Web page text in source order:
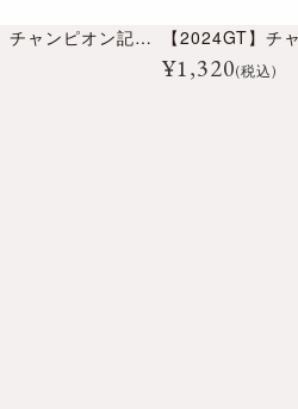
【2024GT】チャンピオン記念ステッカー
¥1,320(税込)